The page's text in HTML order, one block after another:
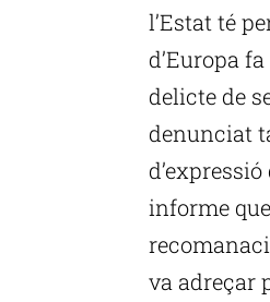
l’Estat té
d’Europa
delicte de
denunciat
informe
va adreçar